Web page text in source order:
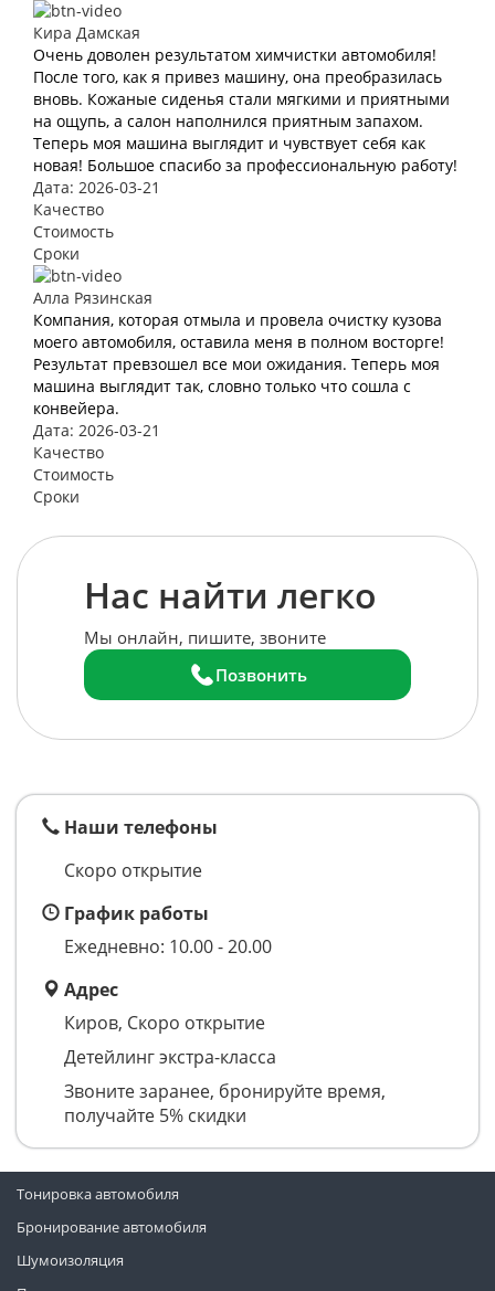
Кира Дамская
Очень доволен результатом химчистки автомобиля!
После того, как я привез машину, она преобразилась
вновь. Кожаные сиденья стали мягкими и приятными
на ощупь, а салон наполнился приятным запахом.
Теперь моя машина выглядит и чувствует себя как
новая! Большое спасибо за профессиональную работу!
Дата: 2026-03-21
Качество
Стоимость
Сроки
Алла Рязинская
Компания, которая отмыла и провела очистку кузова
моего автомобиля, оставила меня в полном восторге!
Результат превзошел все мои ожидания. Теперь моя
машина выглядит так, словно только что сошла с
конвейера.
Дата: 2026-03-21
Качество
Стоимость
Сроки
Нас найти легко
Мы онлайн, пишите, звоните
Позвонить
Наши телефоны
Скоро открытие
График работы
Ежедневно: 10.00 - 20.00
Адрес
Киров, Скоро открытие
Детейлинг экстра-класса
Звоните заранее, бронируйте время,
получайте 5% скидки
Тонировка автомобиля
Бронирование автомобиля
Шумоизоляция